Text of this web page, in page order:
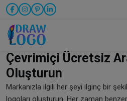
Çevrimiçi Ücretsiz
Oluşturun
Markanızla ilgili her şeyi ilginç bir
logoları oluşturun. Her zaman